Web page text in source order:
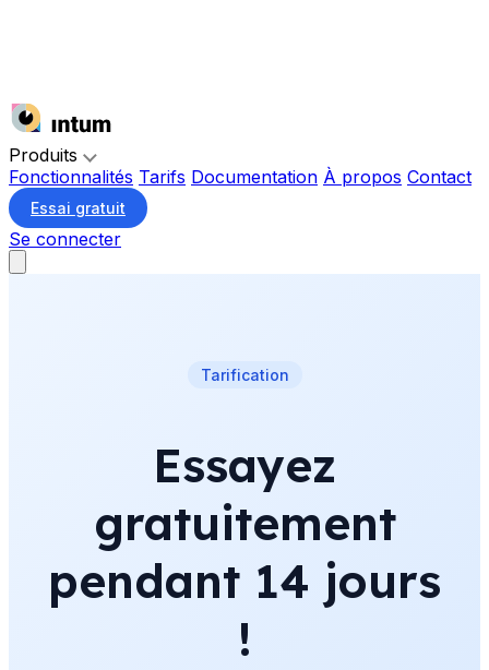
Produits
Fonctionnalités Tarifs Documentation À propos Contact
Essai gratuit
Se connecter
Tarification
Essayez
gratuitement
pendant 14 jours
!